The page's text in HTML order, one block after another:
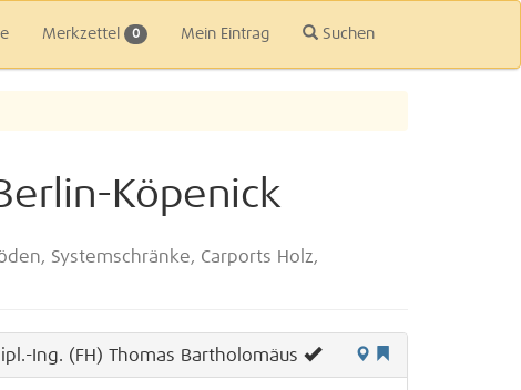
Merkzettel 0 Mein Eintrag Suchen
Köpenick
Systemschränke, Carports Holz,
Ing. (FH) Thomas Bartholomäus